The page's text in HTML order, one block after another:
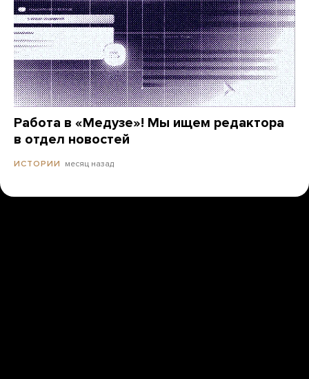
Работа в «Медузе»! Мы ищем редактора
в отдел новостей
ИСТОРИИ месяц назад